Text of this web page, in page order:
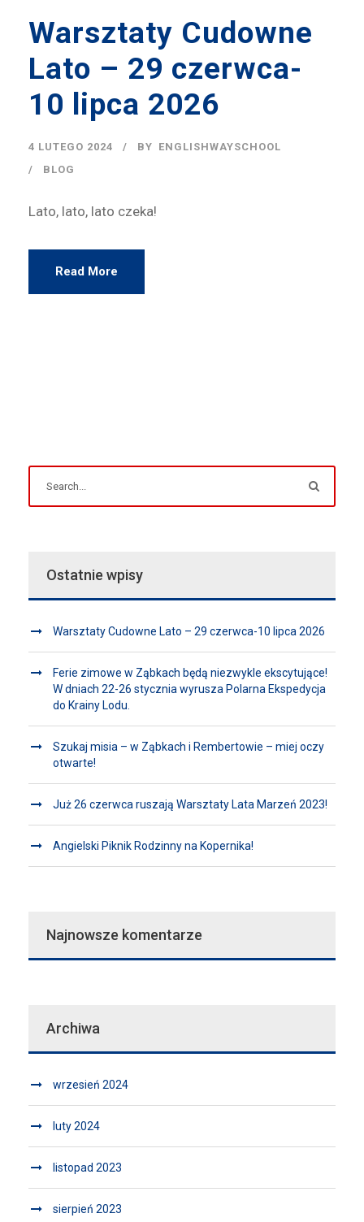
Warsztaty Cudowne
Lato – 29 czerwca-
10 lipca 2026
4 LUTEGO 2024 BY ENGLISHWAYSCHOOL
BLOG
Lato, lato, lato czeka!
Read More
Ostatnie wpisy
Warsztaty Cudowne Lato – 29 czerwca-10 lipca 2026
Ferie zimowe w Ząbkach będą niezwykle ekscytujące!
W dniach 22-26 stycznia wyrusza Polarna Ekspedycja
do Krainy Lodu.
Szukaj misia – w Ząbkach i Rembertowie – miej oczy
otwarte!
Już 26 czerwca ruszają Warsztaty Lata Marzeń 2023!
Angielski Piknik Rodzinny na Kopernika!
Najnowsze komentarze
Archiwa
wrzesień 2024
luty 2024
listopad 2023
sierpień 2023